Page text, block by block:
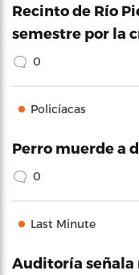
Recinto de Río
semestre por la
0
Policíacas
Perro muerde a
0
Last Minute
Auditoría